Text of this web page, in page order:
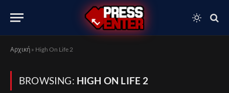
Αρχική » High On Life 2
BROWSING: HIGH ON LIFE 2